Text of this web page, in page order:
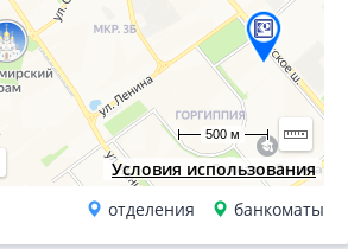
Условия использования
500 м
отделения банкоматы